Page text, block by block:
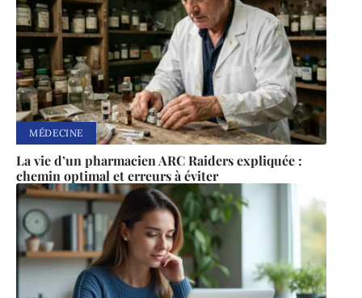
MÉDECINE
La vie d’un pharmacien ARC Raiders expliquée :
chemin optimal et erreurs à éviter